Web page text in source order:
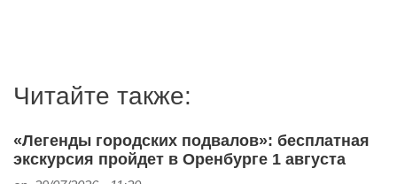
Читайте также:
«Легенды городских подвалов»: бесплатная
экскурсия пройдет в Оренбурге 1 августа